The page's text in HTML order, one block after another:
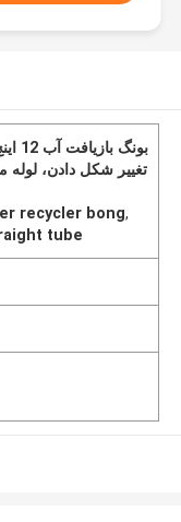
تغییر شکل دادن،
recycler bong,
tube